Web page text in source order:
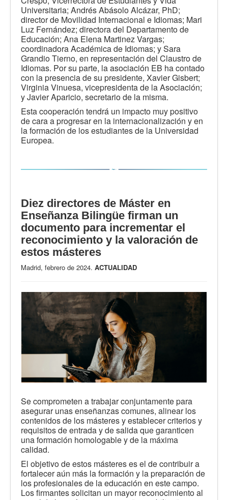
Universitaria; Andrés Abásolo Alcázar, PhD;
director de Movilidad Internacional e Idiomas; Mari
Luz Fernández; directora del Departamento de
Educación; Ana Elena Martinez Vargas;
coordinadora Académica de Idiomas; y Sara
Grandio Tierno, en representación del Claustro de
Idiomas. Por su parte, la asociación EB ha contado
con la presencia de su presidente, Xavier Gisbert;
Virginia Vinuesa, vicepresidenta de la Asociación;
y Javier Aparicio, secretario de la misma.
Esta cooperación tendrá un impacto muy positivo
de cara a progresar en la internacionalización y en
la formación de los estudiantes de la Universidad
Europea.
Diez directores de Máster en
Enseñanza Bilingüe firman un
documento para incrementar el
reconocimiento y la valoración de
estos másteres
Madrid, febrero de 2024. ACTUALIDAD
Se comprometen a trabajar conjuntamente para
asegurar unas enseñanzas comunes, alinear los
contenidos de los másteres y establecer criterios y
requisitos de entrada y de salida que garanticen
una formación homologable y de la máxima
calidad.
El objetivo de estos másteres es el de contribuir a
fortalecer aún más la formación y la preparación de
los profesionales de la educación en este campo.
Los firmantes solicitan un mayor reconocimiento al